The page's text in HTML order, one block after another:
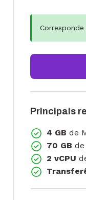
Corresponde
Principais
4 GB de
70 GB de
2 vCPU